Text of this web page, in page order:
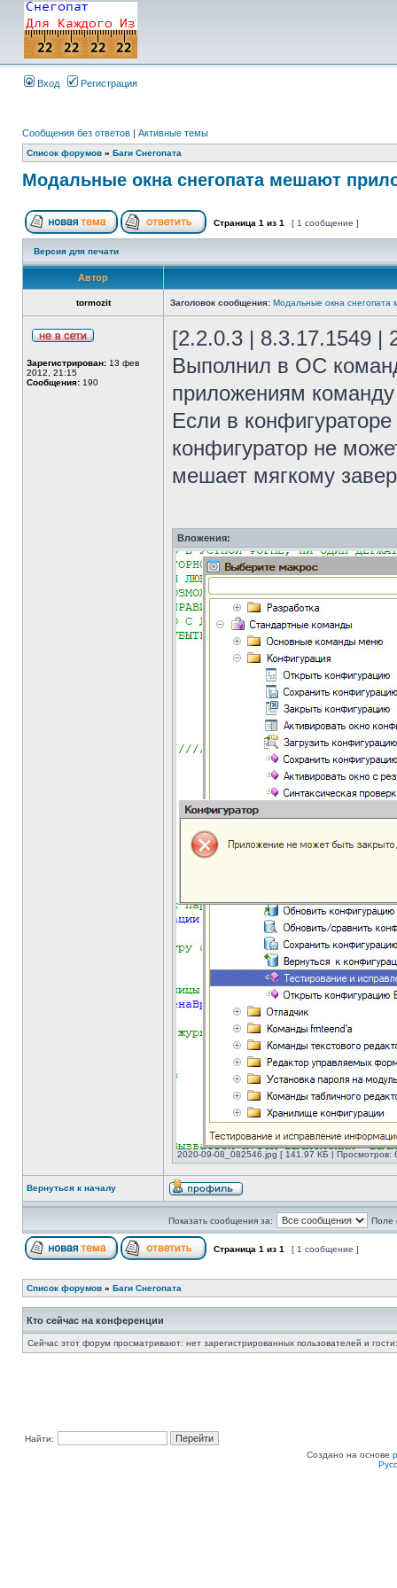
Вход Регистрация
Сообщения без ответов | Активные темы
Список форумов » Баги Снегопата
Модальные окна снегопата мешают
Страница 1 из 1 [ 1 сообщение ]
Версия для печати
Автор
tormozit Заголовок сообщения: Модальные окна
Зарегистрирован: 13 фев
2012, 21:15
Сообщения: 190
[2.2.0.3 | 8.3.17.1549 |
Выполнил в ОС
приложениям
Если в
конфигуратор не
мешает мягкому
Вложения:
2020-09-08_082546.jpg [ 141.97 КБ | Просмотров:
Вернуться к началу
Показать сообщения за: Поле
Страница 1 из 1 [ 1 сообщение ]
Список форумов » Баги Снегопата
Кто сейчас на конференции
Сейчас этот форум просматривают: нет зарегистрированных пользователей и
Найти:
Создано на основе